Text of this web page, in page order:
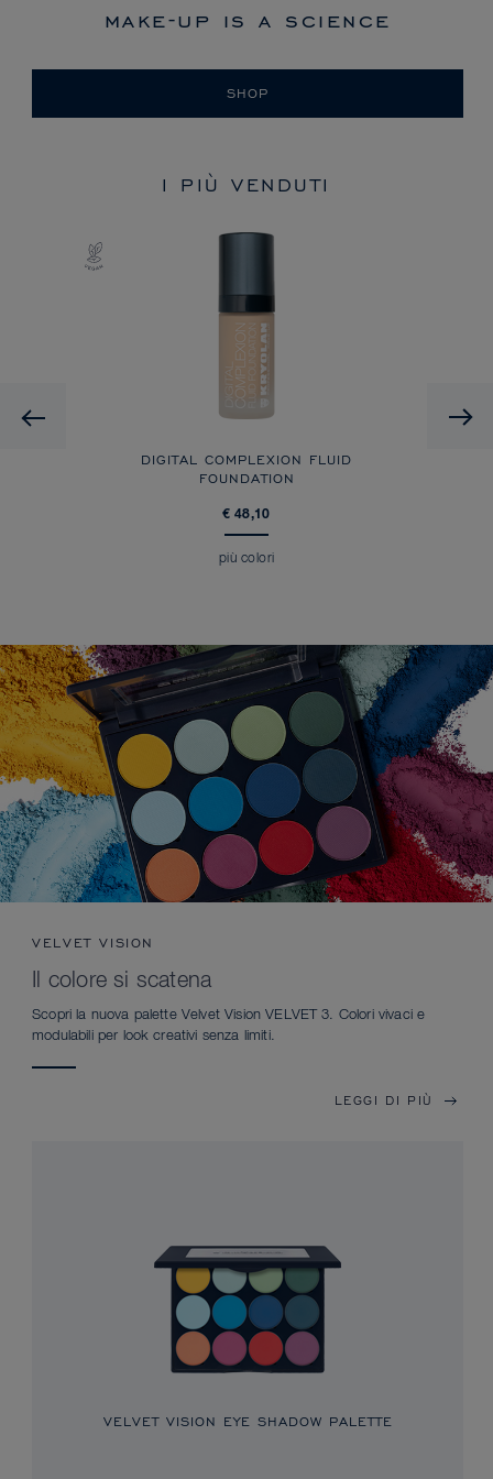
make-up is a science
SHOP
I PIÙ VENDUTI
Previous
DIGITAL COMPLEXION FLUID
FOUNDATION
€ 48,10
più colori
VELVET VISION
Il colore si scatena
Scopri la nuova palette Velvet Vision VELVET 3. Colori vivaci e
modulabili per look creativi senza limiti.
LEGGI DI PIÙ
VELVET VISION EYE SHADOW PALETTE